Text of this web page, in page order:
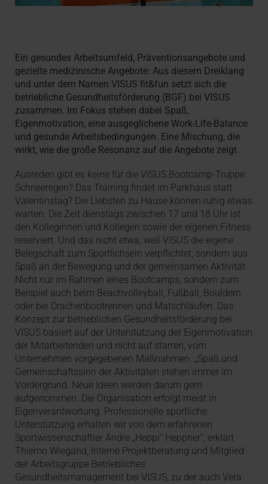
Ein gesundes Arbeitsumfeld, Präventionsangebote und
gezielte medizinische Angebote: Aus diesem Dreiklang
und unter dem Namen VISUS fit&fun setzt sich die
betriebliche Gesundheitsförderung (BGF) bei VISUS
zusammen. Im Fokus stehen dabei Spaß,
Eigenmotivation, eine ausgeglichene Work-Life-Balance
und gesunde Arbeitsbedingungen. Eine Mischung, die
wirkt, wie die große Resonanz auf die Angebote zeigt.
Ausreden gibt es keine für die VISUS Bootcamp-Truppe.
Schneeregen? Das Training findet im Parkhaus statt.
Valentinstag? Die Liebsten zu Hause können ruhig etwas
warten. Die Zeit dienstags zwischen 17 und 18 Uhr ist
den Kolleginnen und Kollegen sowie der eigenen Fitness
reserviert. Und das nicht etwa, weil VISUS die eigene
Belegschaft zum Sportlichsein verpflichtet, sondern aus
Spaß an der Bewegung und der gemeinsamen Aktivität.
Nicht nur im Rahmen eines Bootcamps, sondern zum
Beispiel auch beim Beachvolleyball, Fußball, Bouldern
oder bei Drachenbootrennen und Matschläufen. Das
Konzept zur betrieblichen Gesundheitsförderung bei
VISUS basiert auf der Unterstützung der Eigenmotivation
der Mitarbeitenden und nicht auf starren, vom
Unternehmen vorgegebenen Maßnahmen. „Spaß und
Gemeinschaftssinn der Aktivitäten stehen immer im
Vordergrund. Neue Ideen werden darum gern
aufgenommen. Die Organisation erfolgt meist in
Eigenverantwortung. Professionelle sportliche
Unterstützung erhalten wir von dem erfahrenen
Sportwissenschaftler Andre „Heppi“ Heppner“, erklärt
Thiemo Wiegand, Interne Projektberatung und Mitglied
der Arbeitsgruppe Betriebliches
Gesundheitsmanagement bei VISUS, zu der auch Vera